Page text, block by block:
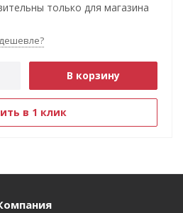
только для магазина
В корзину
в 1 клик